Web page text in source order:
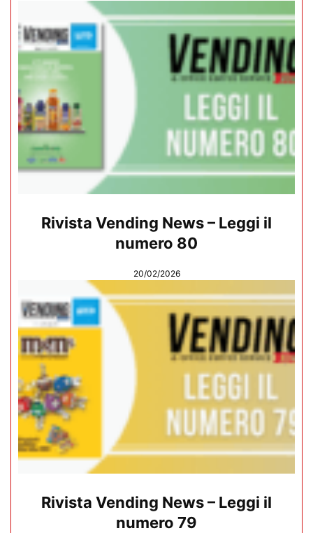
Rivista Vending News – Leggi il
numero 80
20/02/2026
Rivista Vending News – Leggi il
numero 79